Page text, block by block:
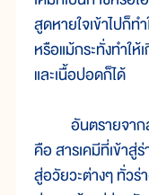
สูดหายใจเข้าไปก็ทำ
หรือแม้กระทั่งทำให้
และเนื้อปอดก็ได้
อันตรายจาก
คือ สารเคมีที่เข้าสู่ร่
สู่อวัยวะต่างๆ ทั่วร่